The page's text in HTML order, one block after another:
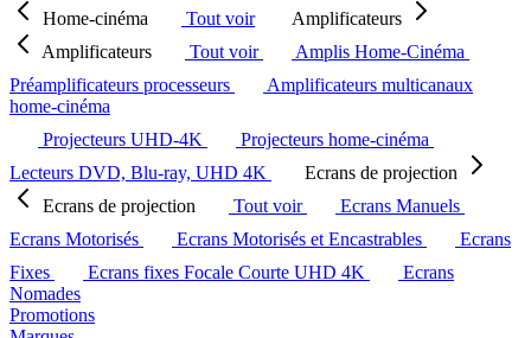
Home-cinéma
Tout voir
Amplificateurs
Amplificateurs
Tout voir
Amplis Home-Cinéma
Préamplificateurs processeurs
Amplificateurs multicanaux
home-cinéma
Projecteurs UHD-4K
Projecteurs home-cinéma
Lecteurs DVD, Blu-ray, UHD 4K
Ecrans de projection
Ecrans de projection
Tout voir
Ecrans Manuels
Ecrans Motorisés
Ecrans Motorisés et Encastrables
Ecrans
Fixes
Ecrans fixes Focale Courte UHD 4K
Ecrans
Nomades
Promotions